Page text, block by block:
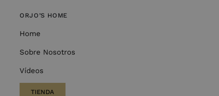
ORJO’S HOME
Home
Sobre Nosotros
Vídeos
TIENDA